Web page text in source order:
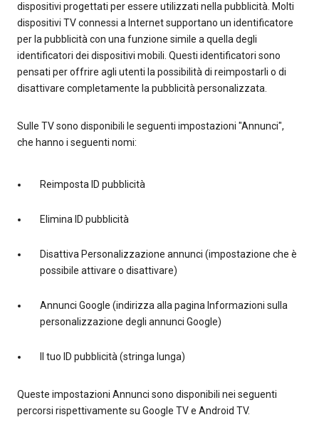
dispositivi progettati per essere utilizzati nella pubblicità. Molti
dispositivi TV connessi a Internet supportano un identificatore
per la pubblicità con una funzione simile a quella degli
identificatori dei dispositivi mobili. Questi identificatori sono
pensati per offrire agli utenti la possibilità di reimpostarli o di
disattivare completamente la pubblicità personalizzata.
Sulle TV sono disponibili le seguenti impostazioni "Annunci",
che hanno i seguenti nomi:
Reimposta ID pubblicità
Elimina ID pubblicità
Disattiva Personalizzazione annunci (impostazione che è
possibile attivare o disattivare)
Annunci Google (indirizza alla pagina Informazioni sulla
personalizzazione degli annunci Google)
Il tuo ID pubblicità (stringa lunga)
Queste impostazioni Annunci sono disponibili nei seguenti
percorsi rispettivamente su Google TV e Android TV.